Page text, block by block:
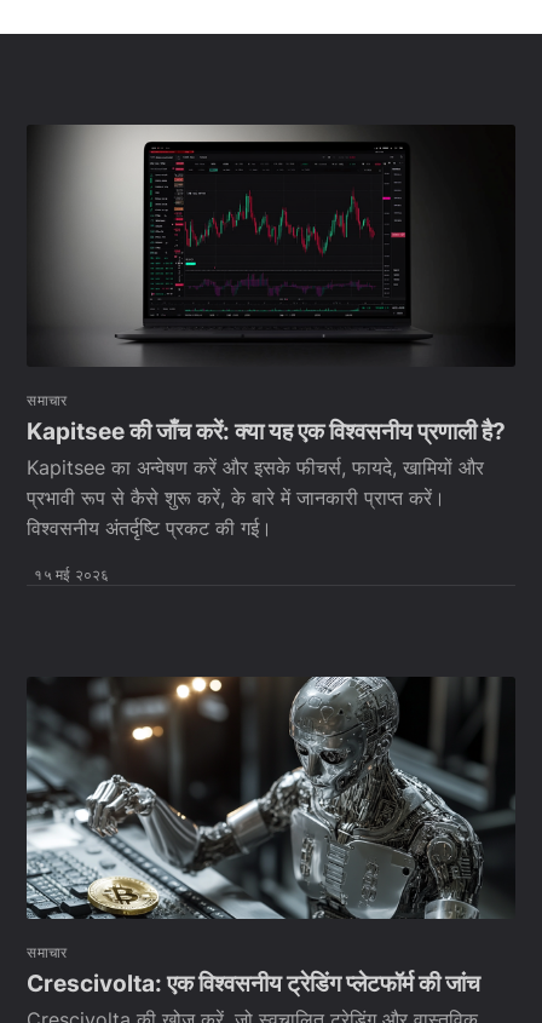
समाचार
Kapitsee की जाँच करें: क्या यह एक विश्वसनीय प्रणाली है?
Kapitsee का अन्वेषण करें और इसके फीचर्स, फायदे, खामियों और
प्रभावी रूप से कैसे शुरू करें, के बारे में जानकारी प्राप्त करें।
विश्वसनीय अंतर्दृष्टि प्रकट की गई।
१५ मई २०२६
समाचार
Crescivolta: एक विश्वसनीय ट्रेडिंग प्लेटफॉर्म की जांच